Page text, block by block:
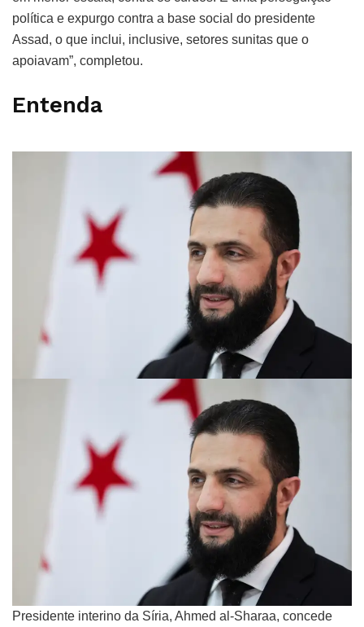
política e expurgo contra a base social do presidente
Assad, o que inclui, inclusive, setores sunitas que o
apoiavam”, completou.
Entenda
Presidente interino da Síria, Ahmed al-Sharaa, concede